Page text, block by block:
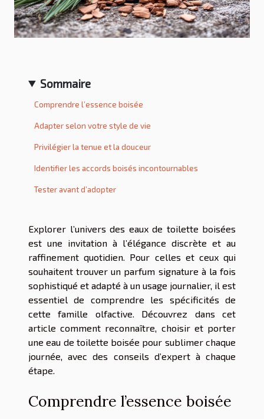
Sommaire
Comprendre l’essence boisée
Adapter selon votre style de vie
Privilégier la tenue et la douceur
Identifier les accords boisés incontournables
Tester avant d’adopter
Explorer l’univers des eaux de toilette boisées
est une invitation à l’élégance discrète et au
raffinement quotidien. Pour celles et ceux qui
souhaitent trouver un parfum signature à la fois
sophistiqué et adapté à un usage journalier, il est
essentiel de comprendre les spécificités de
cette famille olfactive. Découvrez dans cet
article comment reconnaître, choisir et porter
une eau de toilette boisée pour sublimer chaque
journée, avec des conseils d’expert à chaque
étape.
Comprendre l’essence boisée